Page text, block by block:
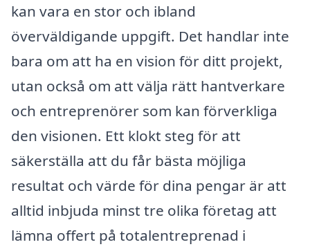
kan vara en stor och ibland
överväldigande uppgift. Det handlar inte
bara om att ha en vision för ditt projekt,
utan också om att välja rätt hantverkare
och entreprenörer som kan förverkliga
den visionen. Ett klokt steg för att
säkerställa att du får bästa möjliga
resultat och värde för dina pengar är att
alltid inbjuda minst tre olika företag att
lämna offert på totalentreprenad i